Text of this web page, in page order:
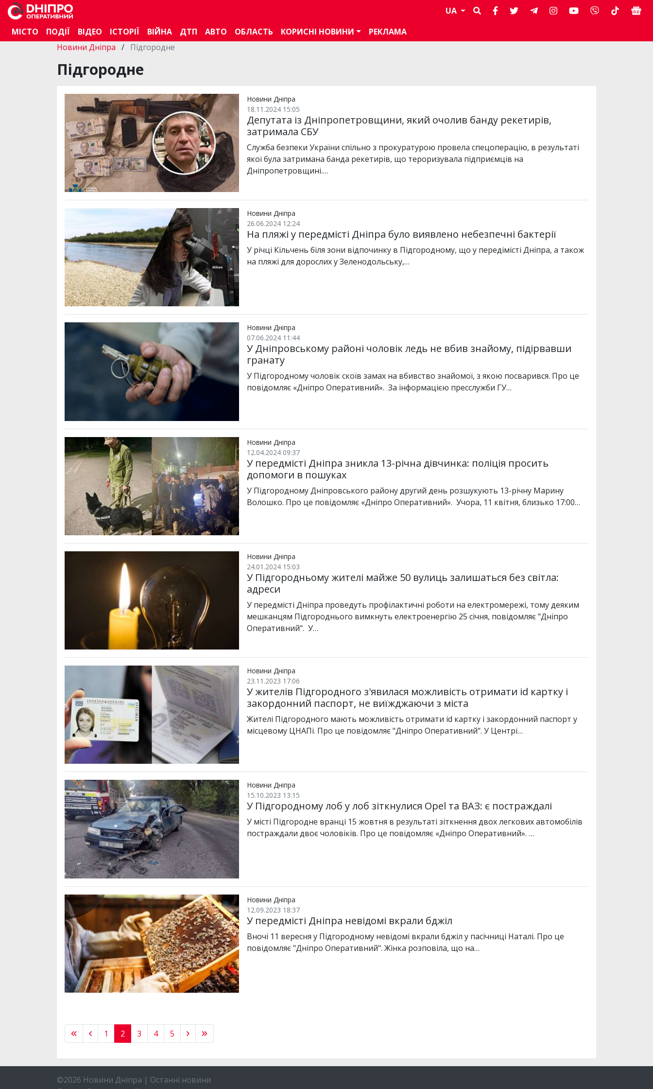
UA
МІСТО
ПОДІЇ ВІДЕО ІСТОРІЇ ВІЙНА ДТП АВТО ОБЛАСТЬ КОРИСНІ НОВИНИ
РЕКЛАМА
Новини Дніпра / Підгородне
Підгородне
Новини Дніпра
18.11.2024 15:05
Депутата із Дніпропетровщини, який очолив банду рекетирів,
затримала СБУ
Служба безпеки України спільно з прокуратурою провела спецоперацію, в результаті
якої була затримана банда рекетирів, що тероризувала підприємців на
Дніпропетровщині.…
Новини Дніпра
26.06.2024 12:24
На пляжі у передмісті Дніпра було виявлено небезпечні бактерії
У річці Кільчень біля зони відпочинку в Підгородному, що у передімісті Дніпра, а також
на пляжі для дорослих у Зеленодольську,…
Новини Дніпра
07.06.2024 11:44
У Дніпровському районі чоловік ледь не вбив знайому, підірвавши
гранату
У Підгородному чоловік скоїв замах на вбивство знайомої, з якою посварився. Про це
повідомляє «Дніпро Оперативний». За інформацією пресслужби ГУ…
Новини Дніпра
12.04.2024 09:37
У передмісті Дніпра зникла 13-річна дівчинка: поліція просить
допомоги в пошуках
У Підгородному Дніпровського району другий день розшукують 13-річну Марину
Волошко. Про це повідомляє «Дніпро Оперативний». Учора, 11 квітня, близько 17:00…
Новини Дніпра
24.01.2024 15:03
У Підгородньому жителі майже 50 вулиць залишаться без світла:
адреси
У передмісті Дніпра проведуть профілактичні роботи на електромережі, тому деяким
мешканцям Підгороднього вимкнуть електроенергію 25 січня, повідомляє "Дніпро
Оперативний". У…
Новини Дніпра
23.11.2023 17:06
У жителів Підгородного з'явилася можливість отримати id картку і
закордонний паспорт, не виїжджаючи з міста
Жителі Підгородного мають можливість отримати id картку і закордонний паспорт у
місцевому ЦНАПі. Про це повідомляє "Дніпро Оперативний". У Центрі…
Новини Дніпра
15.10.2023 13:15
У Підгородному лоб у лоб зіткнулися Opel та ВАЗ: є постраждалі
У місті Підгородне вранці 15 жовтня в результаті зіткнення двох легкових автомобілів
постраждали двоє чоловіків. Про це повідомляє «Дніпро Оперативний». …
Новини Дніпра
12.09.2023 18:37
У передмісті Дніпра невідомі вкрали бджіл
Вночі 11 вересня у Підгородному невідомі вкрали бджіл у пасічниці Наталі. Про це
повідомляє "Дніпро Оперативний". Жінка розповіла, що на…
1 2 3 4 5
©2026 Новини Дніпра | Останні новини